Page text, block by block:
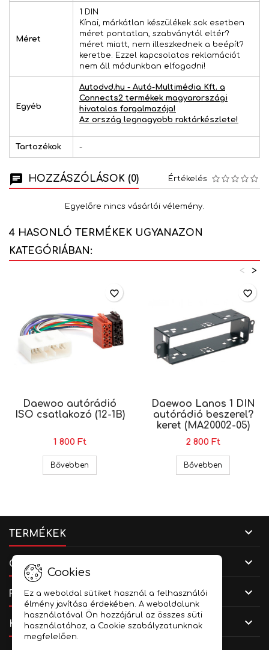
Méret
1 DIN
Kínai, márkátlan készülékek sok esetben
méret pontatlan, szabványtól eltér?
méret miatt, nem illeszkednek a beépít?
keretbe. Ezzel kapcsolatos reklamációt
nem áll módunkban elfogadni!
Egyéb
Autodvd.hu - Autó-Multimédia Kft. a
Connects2 termékek magyarországi
hivatalos forgalmazója!
Az ország legnagyobb raktárkészlete!
Tartozékok -
HOZZÁSZÓLÁSOK (0) Értékelés
Egyelőre nincs vásárlói vélemény.
4 HASONLÓ TERMÉKEK UGYANAZON
KATEGÓRIÁBAN:
>
<
Daewoo autórádió
ISO csatlakozó (12-1B)
1 800 Ft
Bővebben Daewoo autórádió ISO csatlakozó (12-1B)
favorite_border
Daewoo Lanos 1 DIN
autórádió beszerel?
keret (MA20002-05)
2 800 Ft
Bővebben
favorite_border
TERMÉKEK 
CÉGADATOK 
FIÓKOD 
KAPCSOLAT 
Cookies
Ez a weboldal sütiket használ a felhasználói
élmény javítása érdekében. A weboldalunk
használatával Ön hozzájárul az összes süti
használatához, a Cookie szabályzatunknak
megfelelően.